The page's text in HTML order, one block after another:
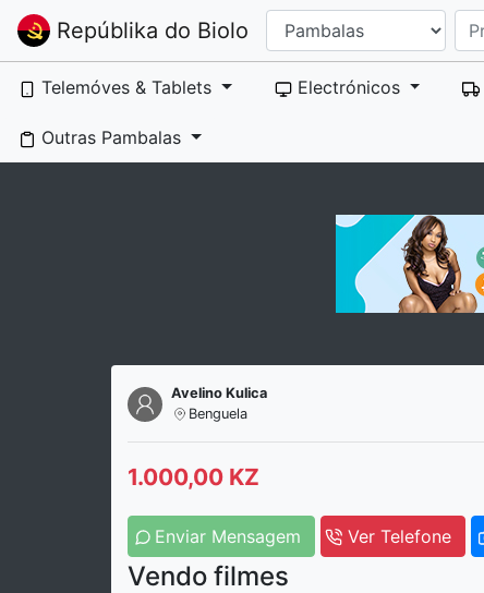
Repúblika do Biolo
Telemóves & Tablets Electrónicos
Outras Pambalas
Avelino Kulica
Benguela
1.000,00 KZ
Enviar Mensagem Ver Telefone
Vendo filmes